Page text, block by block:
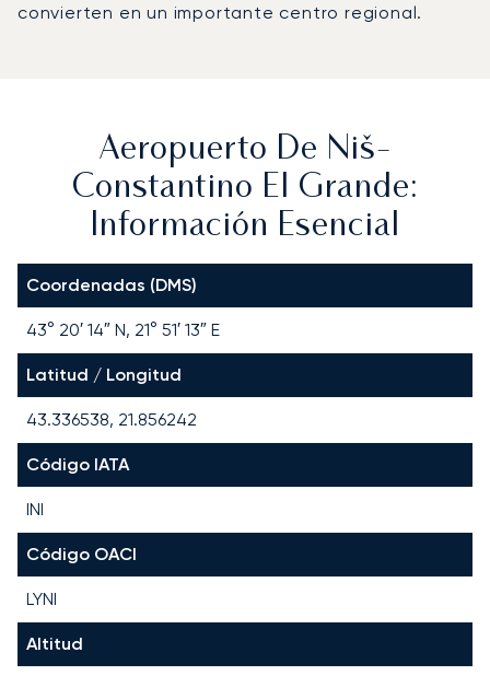
convierten en un importante centro regional.
Aeropuerto De Niš-
Constantino El Grande:
Información Esencial
Coordenadas (DMS)
43° 20′ 14″ N, 21° 51′ 13″ E
Latitud / Longitud
43.336538, 21.856242
Código IATA
INI
Código OACI
LYNI
Altitud